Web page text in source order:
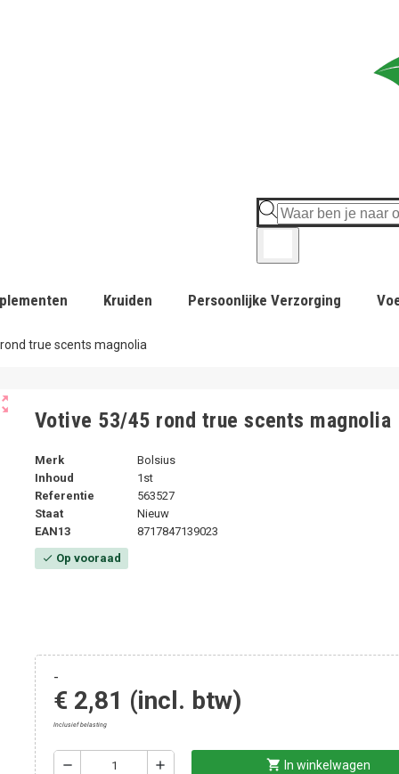
Kruiden Persoonlijke Verzorging
true scents magnolia
Votive 53/45 rond true scents magnolia
Merk
Bolsius
Inhoud
1st
Referentie
563527
Staat
Nieuw
EAN13
8717847139023
check Op vooraad
-
€ 2,81 (incl. btw)
Inclusief belasting
remove add shopping_cart In winkelwagen